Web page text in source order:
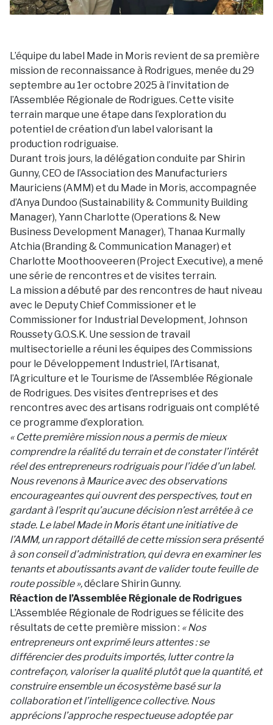
L’équipe du label Made in Moris revient de sa première
mission de reconnaissance à Rodrigues, menée du 29
septembre au 1er octobre 2025 à l’invitation de
l’Assemblée Régionale de Rodrigues. Cette visite
terrain marque une étape dans l’exploration du
potentiel de création d’un label valorisant la
production rodriguaise.
Durant trois jours, la délégation conduite par Shirin
Gunny, CEO de l’Association des Manufacturiers
Mauriciens (AMM) et du Made in Moris, accompagnée
d’Anya Dundoo (Sustainability & Community Building
Manager), Yann Charlotte (Operations & New
Business Development Manager), Thanaa Kurmally
Atchia (Branding & Communication Manager) et
Charlotte Moothooveeren (Project Executive), a mené
une série de rencontres et de visites terrain.
La mission a débuté par des rencontres de haut niveau
avec le Deputy Chief Commissioner et le
Commissioner for Industrial Development, Johnson
Roussety G.O.S.K. Une session de travail
multisectorielle a réuni les équipes des Commissions
pour le Développement Industriel, l’Artisanat,
l’Agriculture et le Tourisme de l’Assemblée Régionale
de Rodrigues. Des visites d’entreprises et des
rencontres avec des artisans rodriguais ont complété
ce programme d’exploration.
« Cette première mission nous a permis de mieux
comprendre la réalité du terrain et de constater l’intérêt
réel des entrepreneurs rodriguais pour l’idée d’un label.
Nous revenons à Maurice avec des observations
encourageantes qui ouvrent des perspectives, tout en
gardant à l’esprit qu’aucune décision n’est arrêtée à ce
stade. Le label Made in Moris étant une initiative de
l’AMM, un rapport détaillé de cette mission sera présenté
à son conseil d’administration, qui devra en examiner les
tenants et aboutissants avant de valider toute feuille de
route possible »,déclare Shirin Gunny.
Réaction de l’Assemblée Régionale de Rodrigues
L’Assemblée Régionale de Rodrigues se félicite des
résultats de cette première mission : « Nos
entrepreneurs ont exprimé leurs attentes : se
différencier des produits importés, lutter contre la
contrefaçon, valoriser la qualité plutôt que la quantité, et
construire ensemble un écosystème basé sur la
collaboration et l’intelligence collective. Nous
apprécions l’approche respectueuse adoptée par